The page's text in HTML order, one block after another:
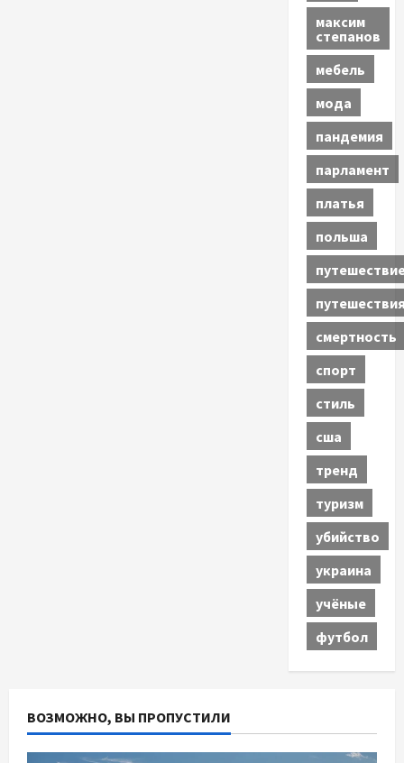
максим
степанов
мебель
мода
пандемия
парламент
платья
польша
смертность
спорт
стиль
сша
тренд
туризм
убийство
украина
учёные
футбол
ВОЗМОЖНО, ВЫ ПРОПУСТИЛИ